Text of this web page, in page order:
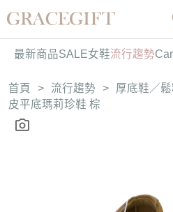
最新商品SALE女鞋流行趨勢
首頁 > 流行趨勢 > 厚底鞋／
皮平底瑪莉珍鞋 棕